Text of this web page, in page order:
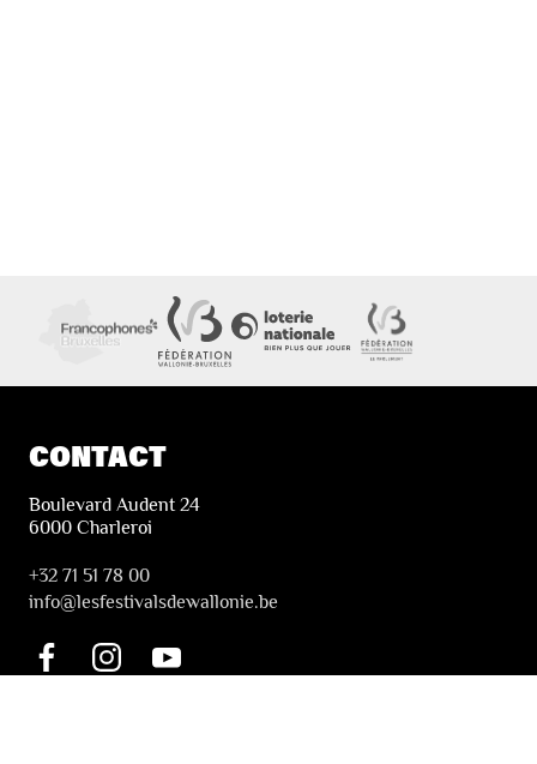
CONTACT
Boulevard Audent 24
6000 Charleroi
+32 71 51 78 00
info@lesfestivalsdewallonie.be